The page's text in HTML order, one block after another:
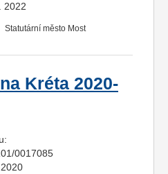
2022
Statutární město Most
Kréta 2020-
0017085